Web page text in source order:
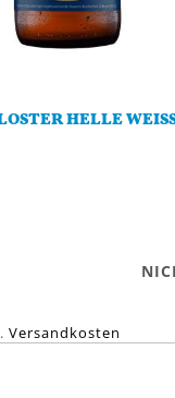
HELLE
Versandkosten